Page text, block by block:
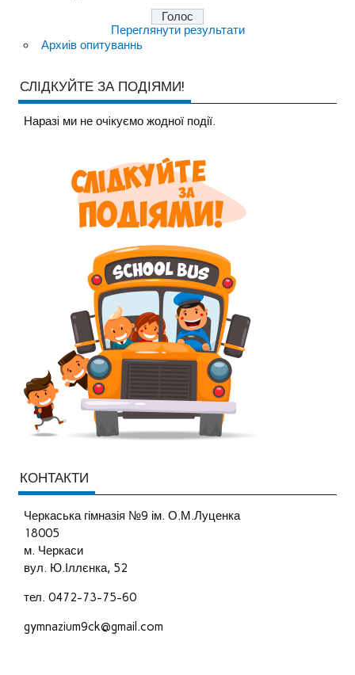
Переглянути результати
Архиів опитуваннь
СЛІДКУЙТЕ ЗА ПОДІЯМИ!
Наразi ми не очiкуємо жодної події.
КОНТАКТИ
Черкаська гімназія №9 ім. О.М.Луценка
18005
м. Черкаси
вул. Ю.Іллєнка, 52
тел. 0472-73-75-60
gymnazium9ck@gmail.com